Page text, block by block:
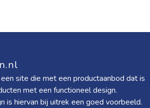
site die met een productaanbod dat is
met een functioneel design.
is hiervan bij uitrek een goed voorbeeld.